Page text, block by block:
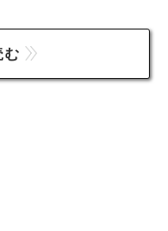
む